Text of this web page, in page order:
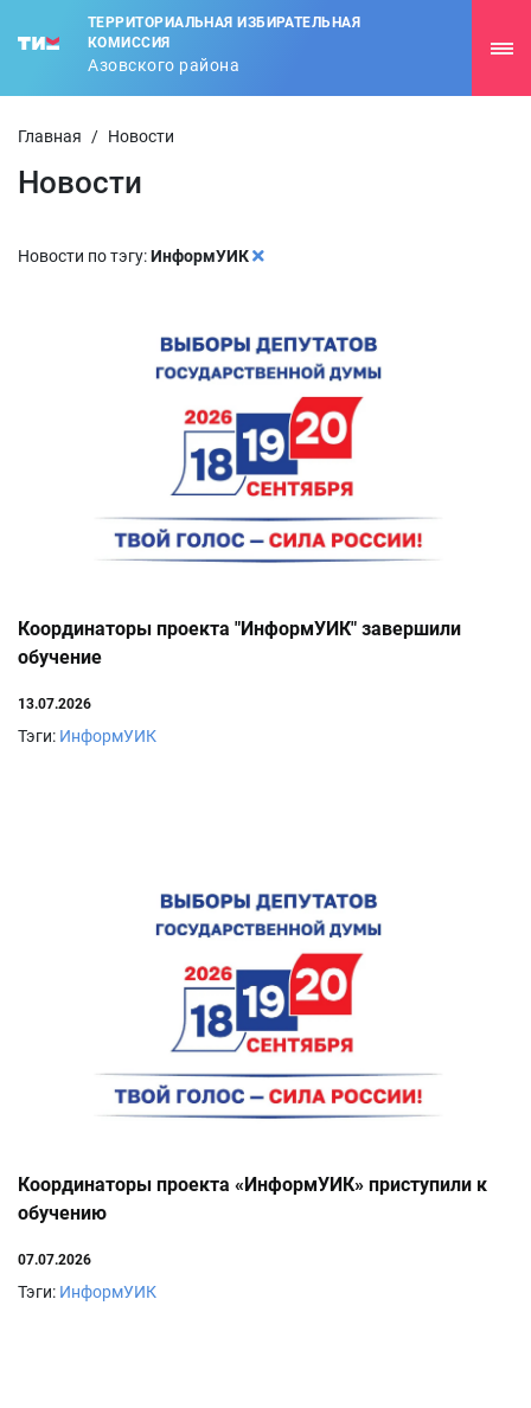
ТЕРРИТОРИАЛЬНАЯ ИЗБИРАТЕЛЬНАЯ
КОМИССИЯ
Азовского района
Главная / Новости
Новости
Новости по тэгу:ИнформУИК
Координаторы проекта "ИнформУИК" завершили
обучение
13.07.2026
Тэги: ИнформУИК
Координаторы проекта «ИнформУИК» приступили к
обучению
07.07.2026
Тэги: ИнформУИК